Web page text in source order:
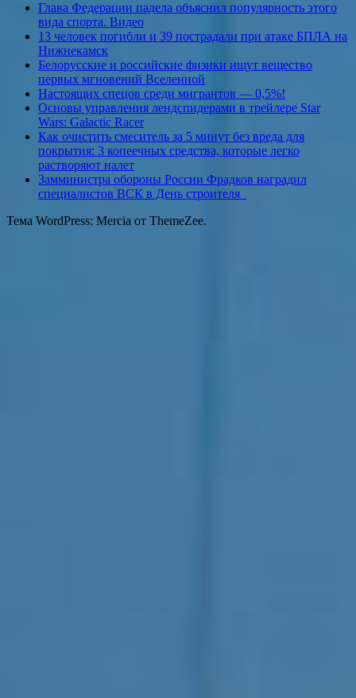
Глава Федерации падела объяснил популярность этого
вида спорта. Видео
13 человек погибли и 39 пострадали при атаке БПЛА на
Нижнекамск
Белорусские и российские физики ищут вещество
первых мгновений Вселенной
Настоящих спецов среди мигрантов — 0,5%!
Основы управления лендспидерами в трейлере Star
Wars: Galactic Racer
Как очистить смеситель за 5 минут без вреда для
покрытия: 3 копеечных средства, которые легко
растворяют налет
Замминистра обороны России Фрадков наградил
специалистов ВСК в День строителя
Тема WordPress: Mercia от ThemeZee.